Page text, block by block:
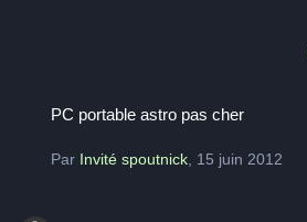
PC portable astro pas cher
Par Invité spoutnick 15 juin 2012